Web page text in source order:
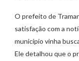
O prefeito de
satisfação com a
município vinha
Ele detalhou que o